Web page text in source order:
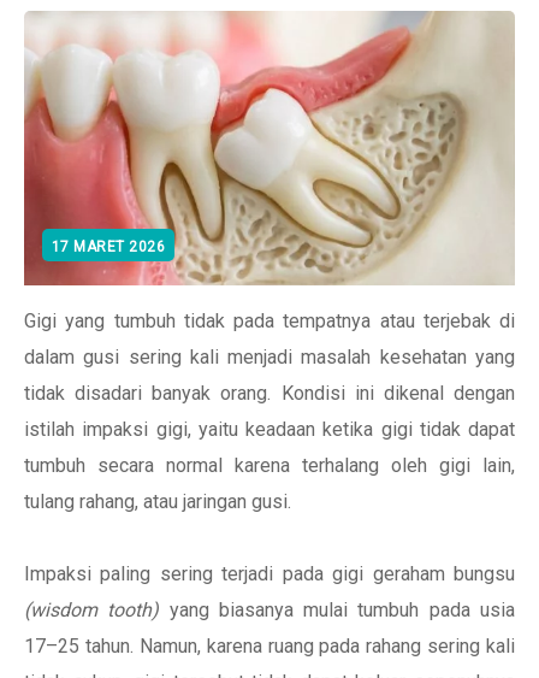
17 MARET 2026
Gigi yang tumbuh tidak pada tempatnya atau terjebak di
dalam gusi sering kali menjadi masalah kesehatan yang
tidak disadari banyak orang. Kondisi ini dikenal dengan
istilah impaksi gigi, yaitu keadaan ketika gigi tidak dapat
tumbuh secara normal karena terhalang oleh gigi lain,
tulang rahang, atau jaringan gusi.
Impaksi paling sering terjadi pada gigi geraham bungsu
(wisdom tooth) yang biasanya mulai tumbuh pada usia
17–25 tahun. Namun, karena ruang pada rahang sering kali